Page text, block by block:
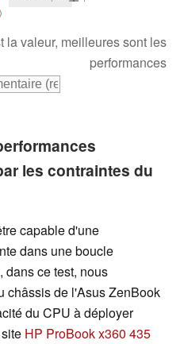
)
la valeur, meilleures sont les
performances
les contraintes du
capable d'une
dans une boucle
ce test, nous
châssis de l'Asus ZenBook
du CPU à déployer
HP ProBook x360 435